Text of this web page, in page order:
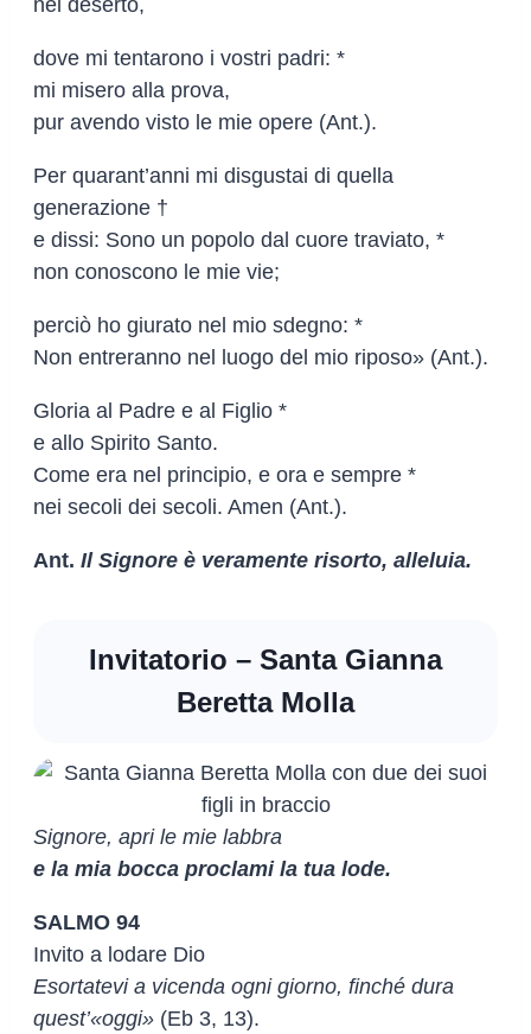
nel deserto,
dove mi tentarono i vostri padri: *
mi misero alla prova,
pur avendo visto le mie opere (Ant.).
Per quarant’anni mi disgustai di quella
generazione †
e dissi: Sono un popolo dal cuore traviato, *
non conoscono le mie vie;
perciò ho giurato nel mio sdegno: *
Non entreranno nel luogo del mio riposo» (Ant.).
Gloria al Padre e al Figlio *
e allo Spirito Santo.
Come era nel principio, e ora e sempre *
nei secoli dei secoli. Amen (Ant.).
Ant. Il Signore è veramente risorto, alleluia.
Invitatorio – Santa Gianna
Beretta Molla
Signore, apri le mie labbra
e la mia bocca proclami la tua lode.
SALMO 94
Invito a lodare Dio
Esortatevi a vicenda ogni giorno, finché dura
quest’«oggi» (Eb 3, 13).